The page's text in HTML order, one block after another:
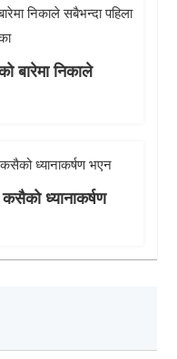
बारेमा निकाले
ध्यानाकर्षण